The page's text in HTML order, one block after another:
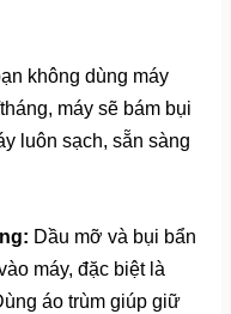
không dùng máy
máy sẽ bám bụi
luôn sạch, sẵn sàng
Dầu mỡ và bụi bẩn
máy, đặc biệt là
áo trùm giúp giữ